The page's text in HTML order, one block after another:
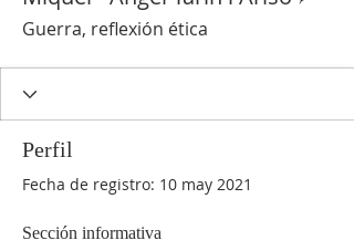
Guerra, reflexión ética
Perfil
Fecha de registro: 10 may 2021
Sección informativa